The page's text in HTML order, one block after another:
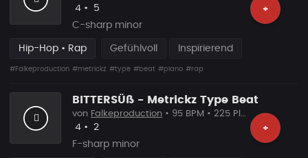
+
Likes
4 • Vorgeschlagen
5
C-sharp minor
Hip-Hop • Rap Gefühlvoll Inspirierend
#Falkeproduction #metrickz #type #beat #piano #rap
BITTERSÜß - Metrickz Type Beat
+
von Falkeproduction • 95 BPM • 225 Plays
Likes
4 • Vorgeschlagen
2
F-sharp minor